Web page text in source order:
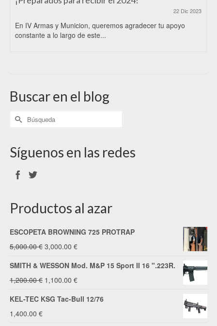
22 Dic 2023
En IV Armas y Municion, queremos agradecer tu apoyo
constante a lo largo de este...
Buscar en el blog
Síguenos en las redes
Productos al azar
ESCOPETA BROWNING 725 PROTRAP
5,000.00€ El
precio
5,000.00 €.
3,000.00 €El
precio
3,000.00 €.
SMITH & WESSON Mod. M&P 15 Sport II 16 ".223R.
1,200.00€ El
precio
1,100.00 €El
precio
KEL-TEC KSG Tac-Bull 12/76
1,400.00 €